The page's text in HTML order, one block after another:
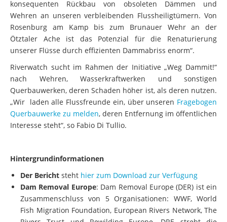
Wehren an unseren verbleibenden Flussheiligtümern. Von
Rosenburg am Kamp bis zum Brunauer Wehr an der
Ötztaler Ache ist das Potenzial für die Renaturierung
nach Wehren, Wasserkraftwerken und sonstigen
Querbauwerken, deren Schaden höher ist, als deren nutzen.
„Wir laden alle Flussfreunde ein, über unseren
Querbauwerke zu melden
, deren Entfernung im öffentlichen
Interesse steht“, so Fabio Di Tullio.
: Dam Removal Europe (DER) ist ein
Zusammenschluss von 5 Organisationen: WWF, World
Fish Migration Foundation, European Rivers Network, The
Rivers Trust und Rewilding Europe. DRE strebt die